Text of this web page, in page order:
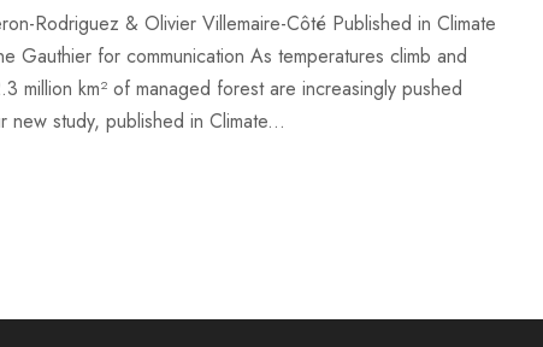
Rodriguez & Olivier Villemaire-Côté Published in Climate
for communication As temperatures climb and
million km² of managed forest are increasingly pushed
study, published in Climate...